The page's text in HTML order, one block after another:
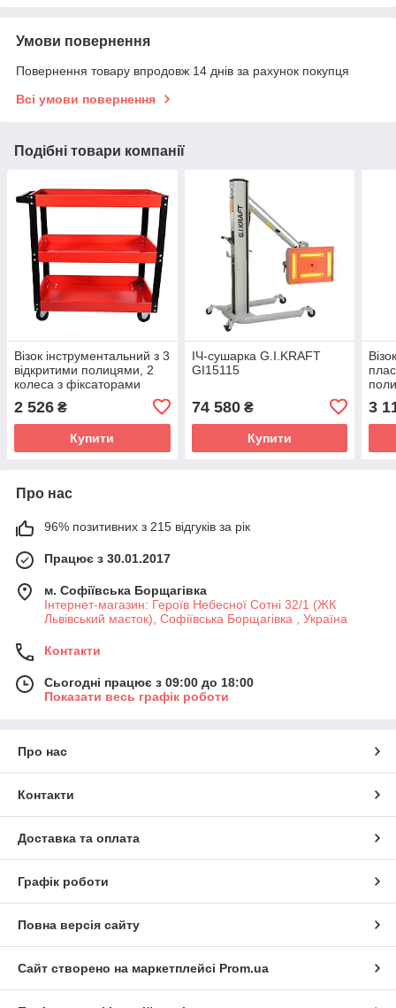
Умови повернення
Повернення товару впродовж 14 днів за рахунок покупця
Всі умови повернення
Подібні товари компанії
Візок інструментальний з 3
відкритими полицями, 2
колеса з фіксаторами
2 526 ₴
Купити
ІЧ-сушарка G.I.KRAFT
GI15115
74 580₴
Купити
3
Про нас
96% позитивних з 215 відгуків за рік
Працює з 30.01.2017
м. Софіївська Борщагівка
Інтернет-магазин: Героїв Небесної Сотні 32/1 (ЖК
Львівський маєток), Софіївська Борщагівка , Україна
Контакти
Сьогодні працює з 09:00 до 18:00
Показати весь графік роботи
Про нас
Контакти
Доставка та оплата
Графік роботи
Повна версія сайту
Сайт створено на маркетплейсі Prom.ua